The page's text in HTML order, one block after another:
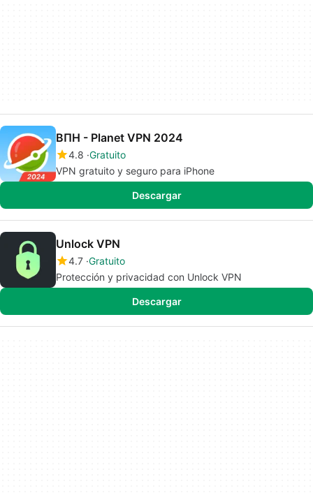
ВПН - Planet VPN 2024
4.8 Gratuito
VPN gratuito y seguro para iPhone
Descargar
Unlock VPN
4.7 Gratuito
Protección y privacidad con Unlock VPN
Descargar